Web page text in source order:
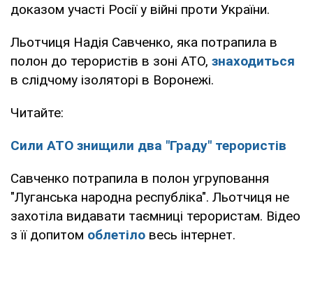
доказом участі Росії у війні проти України.
Льотчиця Надія Савченко, яка потрапила в
полон до терористів в зоні АТО, знаходиться
в слідчому ізоляторі в Воронежі.
Читайте:
Сили АТО знищили два "Граду" терористів
Савченко потрапила в полон угруповання
"Луганська народна республіка". Льотчиця не
захотіла видавати таємниці терористам. Відео
з її допитом облетіло весь інтернет.